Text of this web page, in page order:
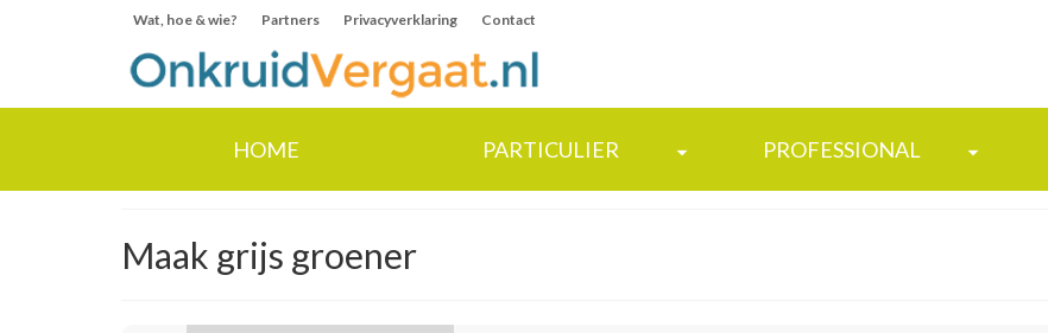
Wat, hoe & wie? Partners Privacyverklaring Contact
HOME PARTICULIER PROFESSIONAL
Maak grijs groener